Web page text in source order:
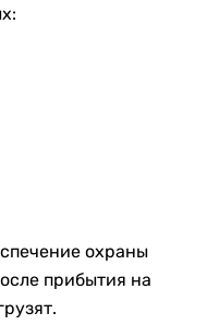
охраны
прибытия на